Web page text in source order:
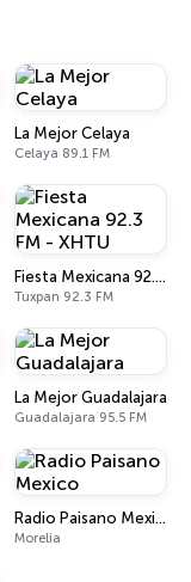
La Mejor Celaya
Celaya 89.1 FM
Fiesta Mexicana 92.3 FM - XHTU
Tuxpan 92.3 FM
La Mejor Guadalajara
Guadalajara 95.5 FM
Radio Paisano Mexico
Morelia